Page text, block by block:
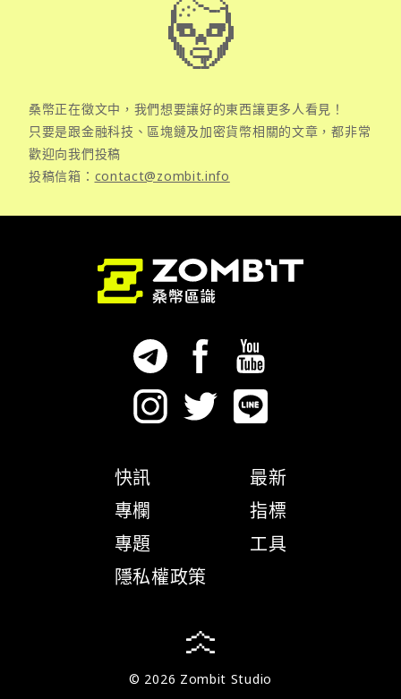
桑幣正在徵文中，我們想要讓好的東西讓更多人看見！
只要是跟金融科技、區塊鏈及加密貨幣相關的文章，都非常
歡迎向我們投稿
投稿信箱： contact@zombit.info
快訊
專欄
專題
隱私權政策
最新
指標
工具
© 2026 Zombit Studio